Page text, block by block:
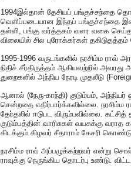
1994இல்தான் தேசியப் பங்குச்சந்தை
வெளிப்படையான இந்தப் பங்குச்சந்தை
தள்ளி, பங்கு வர்த்தகம் வளர வகை
விலையில் சில புரோக்கர்கள் தகிடுதத்தம்
1995-1996 வருடங்களில் நரசிம்ம ராவ்
நிதிச் சீர்திருத்தம் ஆகியவற்றில்
துறைகளில் அந்நிய நேரடி முதலீடு
ஆனால் (நேரு-காந்தி) குடும்பம்,
சென்றதை எதிர்பார்க்கவில்லை.
தேர்தலில் ஈடுபட விரும்பவில்லை.
குடும்பத்தின் வாரிசுகள் வயசுக்கு
கிடக்கும் கிழவர் சீதாராம் கேசரி
நரசிம்ம ராவ் அப்பழுக்கற்றவர் என்று
ராவுக்கு நெருங்கிய தொடர்பு உண்டு.